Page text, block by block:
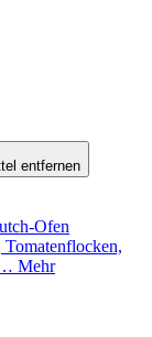
entfernen
Ofen
Mehr